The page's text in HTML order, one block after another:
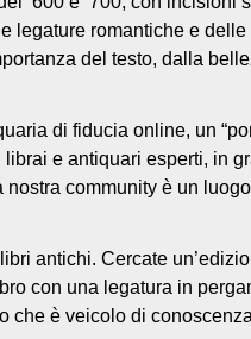
legature romantiche e
del testo, dalla
di fiducia online, un
e antiquari esperti, in
community è un
antichi. Cercate
con una legatura in
che è veicolo di